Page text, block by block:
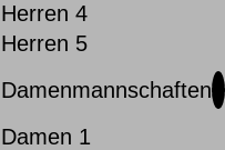
Herren 4
Herren 5
Damenmannschaften
Damen 1